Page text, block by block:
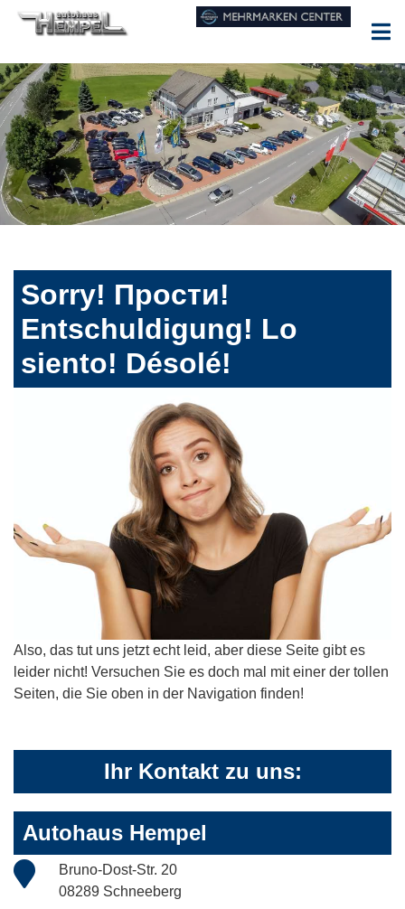
Sorry! Прости!
Entschuldigung! Lo
siento! Désolé!
Also, das tut uns jetzt echt leid, aber diese Seite gibt es
leider nicht! Versuchen Sie es doch mal mit einer der tollen
Seiten, die Sie oben in der Navigation finden!
Ihr Kontakt zu uns:
Autohaus Hempel
Bruno-Dost-Str. 20
08289 Schneeberg